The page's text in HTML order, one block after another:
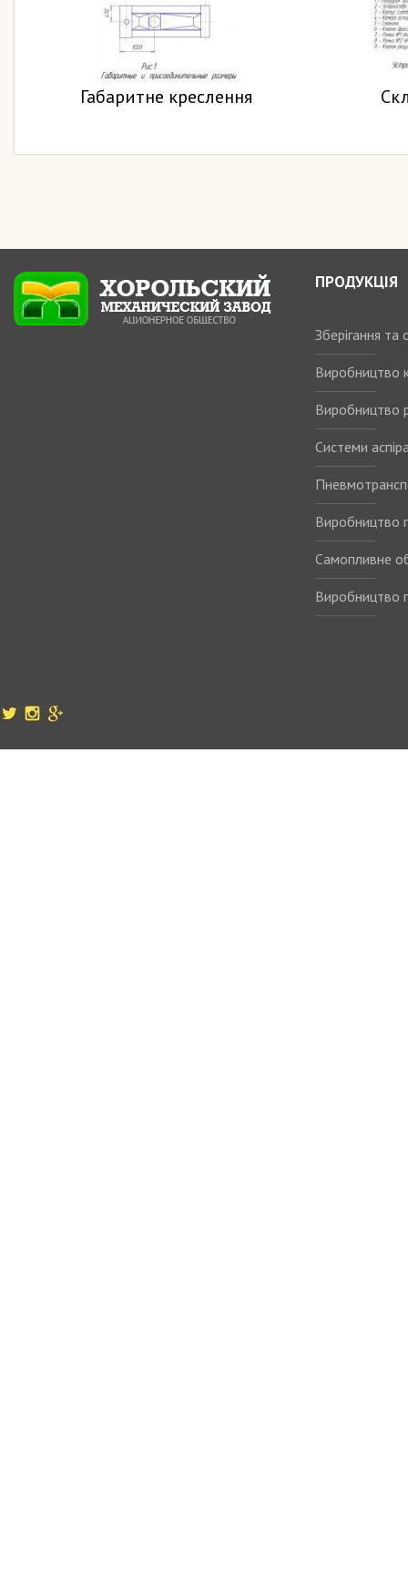
Габаритне креслення
ПРОДУКЦІЯ
Зберігання
Виробництво
Виробництво
Системи
Виробництво
Самопливне
Виробництво